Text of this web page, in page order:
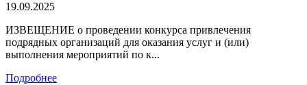
19.09.2025
ИЗВЕЩЕНИЕ о проведении конкурса привлечения
подрядных организаций для оказания услуг и (или)
выполнения мероприятий по к...
Подробнее